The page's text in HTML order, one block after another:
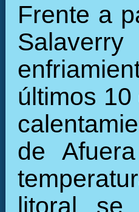
Frente a
últimos
de
litoral se